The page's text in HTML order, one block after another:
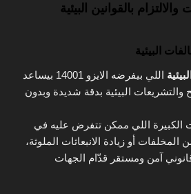
بالقوانين البيئية
البيئية
اللي بيفرضه الايزو 14001 بيساعد
والتشريعات البيئية بدقة شديدة وبدون
الكبيرة اللي ممكن تتفرض عليه في
أو زيادة الانبعاثات الملوثة،
آمن ومستقر قدّام الجهات